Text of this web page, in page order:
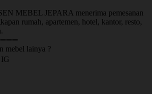
MEBEL JEPARA menerima pemesanan
rumah, apartemen, hotel, kantor, resto,
mebel lainya ?